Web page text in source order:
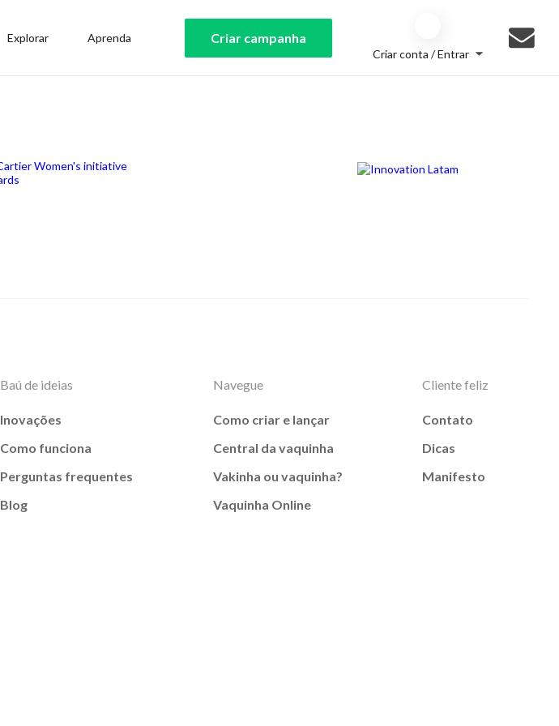
Explorar Aprenda Criar campanha
Criar conta / Entrar
Baú de ideias
Inovações
Como funciona
Perguntas frequentes
Blog
Navegue
Como criar e lançar
Central da vaquinha
Vakinha ou vaquinha?
Vaquinha Online
Cliente feliz
Contato
Dicas
Manifesto